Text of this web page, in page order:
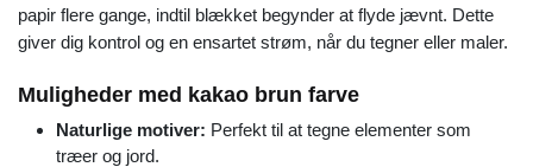
papir flere gange, indtil blækket begynder at flyde jævnt. Dette
giver dig kontrol og en ensartet strøm, når du tegner eller maler.
Muligheder med kakao brun farve
Naturlige motiver: Perfekt til at tegne elementer som
træer og jord.